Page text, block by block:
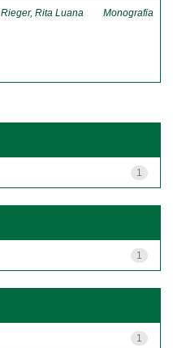
Rieger, Rita Luana Monografia
1
1
1